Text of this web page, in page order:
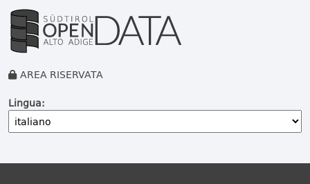
AREA RISERVATA
Lingua